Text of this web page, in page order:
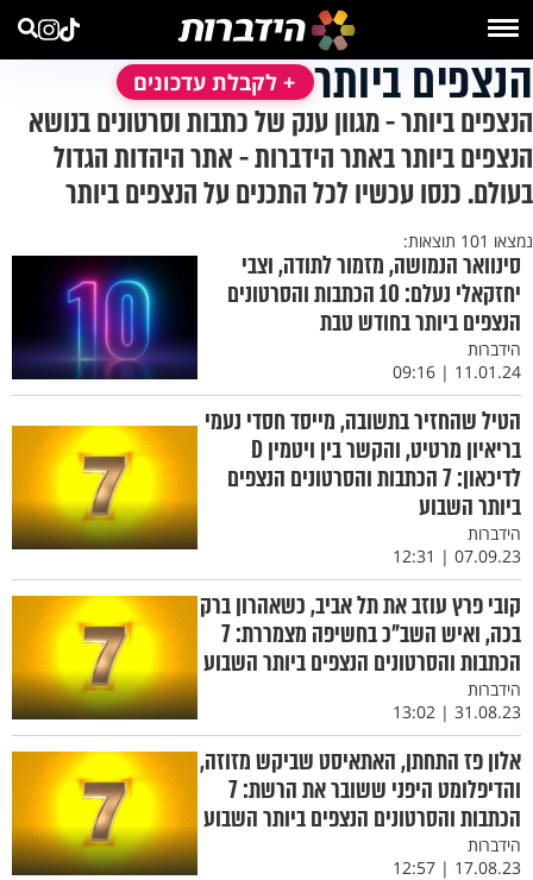
הנצפים ביותר + לקבלת עדכונים
הנצפים ביותר - מגוון ענק של כתבות וסרטונים בנושא
הנצפים ביותר באתר הידברות - אתר היהדות הגדול
בעולם. כנסו עכשיו לכל התכנים על הנצפים ביותר
נמצאו 101 תוצאות:
סינוואר הנמושה, מזמור לתודה, וצבי
יחזקאלי נעלם: 10 הכתבות והסרטונים
הנצפים ביותר בחודש טבת
הידברות
11.01.24 | 09:16
הטיל שהחזיר בתשובה, מייסד חסדי נעמי
בריאיון מרטיט, והקשר בין ויטמין D
לדיכאון: 7 הכתבות והסרטונים הנצפים
ביותר השבוע
הידברות
07.09.23 | 12:31
קובי פרץ עוזב את תל אביב, כשאהרון ברק
בכה, ואיש השב"כ בחשיפה מצמררת: 7
הכתבות והסרטונים הנצפים ביותר השבוע
הידברות
31.08.23 | 13:02
אלון פז התחתן, האתאיסט שביקש מזוזה,
והדיפלומט היפני ששובר את הרשת: 7
הכתבות והסרטונים הנצפים ביותר השבוע
הידברות
17.08.23 | 12:57